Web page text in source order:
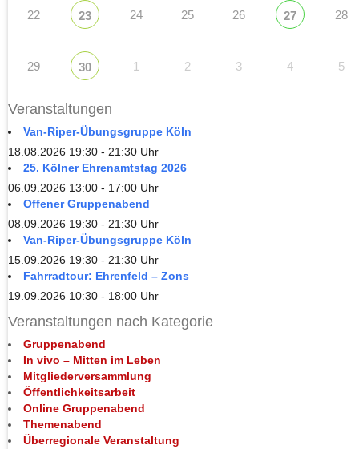
22 23 24 25 26 27 28
29 30 1 2 3 4 5
Veranstaltungen
Van-Riper-Übungsgruppe Köln
18.08.2026 19:30 - 21:30 Uhr
25. Kölner Ehrenamtstag 2026
06.09.2026 13:00 - 17:00 Uhr
Offener Gruppenabend
08.09.2026 19:30 - 21:30 Uhr
Van-Riper-Übungsgruppe Köln
15.09.2026 19:30 - 21:30 Uhr
Fahrradtour: Ehrenfeld – Zons
19.09.2026 10:30 - 18:00 Uhr
Veranstaltungen nach Kategorie
Gruppenabend
In vivo – Mitten im Leben
Mitgliederversammlung
Öffentlichkeitsarbeit
Online Gruppenabend
Themenabend
Überregionale Veranstaltung